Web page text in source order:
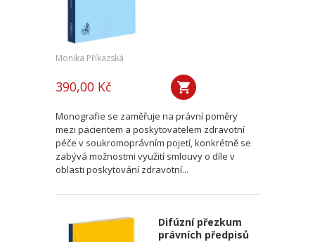
Monika Příkazská
390,00 Kč
Monografie se zaměřuje na právní poměry
mezi pacientem a poskytovatelem zdravotní
péče v soukromoprávním pojetí, konkrétně se
zabývá možnostmi využití smlouvy o díle v
oblasti poskytování zdravotní...
Difúzní přezkum
právních předpisů